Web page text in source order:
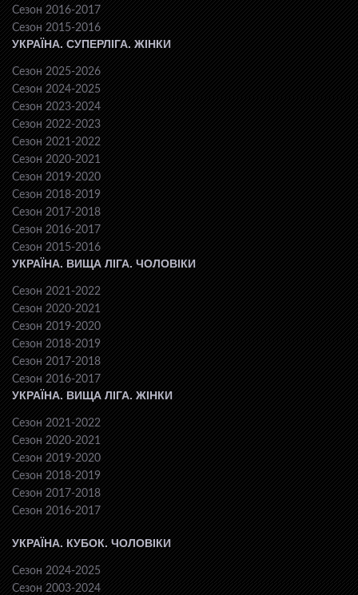
Сезон 2016-2017
Сезон 2015-2016
УКРАЇНА. СУПЕРЛІГА. ЖІНКИ
Сезон 2025-2026
Сезон 2024-2025
Сезон 2023-2024
Сезон 2022-2023
Сезон 2021-2022
Сезон 2020-2021
Сезон 2019-2020
Сезон 2018-2019
Сезон 2017-2018
Сезон 2016-2017
Сезон 2015-2016
УКРАЇНА. ВИЩА ЛІГА. ЧОЛОВІКИ
Сезон 2021-2022
Сезон 2020-2021
Сезон 2019-2020
Сезон 2018-2019
Сезон 2017-2018
Сезон 2016-2017
УКРАЇНА. ВИЩА ЛІГА. ЖІНКИ
Сезон 2021-2022
Сезон 2020-2021
Сезон 2019-2020
Сезон 2018-2019
Сезон 2017-2018
Сезон 2016-2017
УКРАЇНА. КУБОК. ЧОЛОВІКИ
Сезон 2024-2025
Сезон 2003-2024